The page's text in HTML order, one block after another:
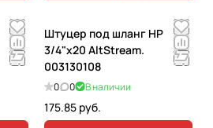
Штуцер под шланг НР
3/4"х20 AltStream.
003130108
0 0 В наличии
175.85 руб.